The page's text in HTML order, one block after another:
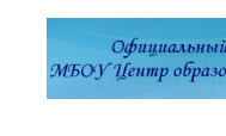
содержимому